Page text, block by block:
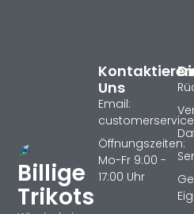
Billige
Trikots
Kontaktieren
Uns
Email:
Öffnungszeiten:
Mo-Fr 9:00 -
17:00 Uhr